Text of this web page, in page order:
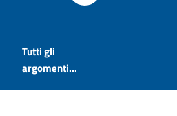
Tutti gli
argomenti...